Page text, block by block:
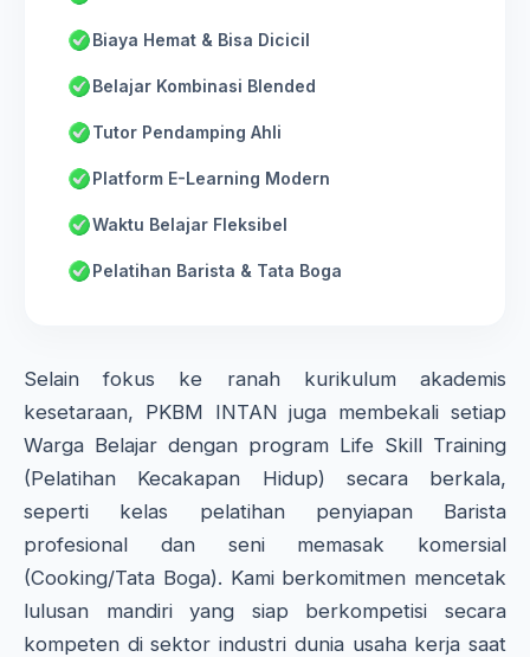
Biaya Hemat & Bisa Dicicil
Belajar Kombinasi Blended
Tutor Pendamping Ahli
Platform E-Learning Modern
Waktu Belajar Fleksibel
Pelatihan Barista & Tata Boga
Selain fokus ke ranah kurikulum akademis
kesetaraan, PKBM INTAN juga membekali setiap
Warga Belajar dengan program Life Skill Training
(Pelatihan Kecakapan Hidup) secara berkala,
seperti kelas pelatihan penyiapan Barista
profesional dan seni memasak komersial
(Cooking/Tata Boga). Kami berkomitmen mencetak
lulusan mandiri yang siap berkompetisi secara
kompeten di sektor industri dunia usaha kerja saat